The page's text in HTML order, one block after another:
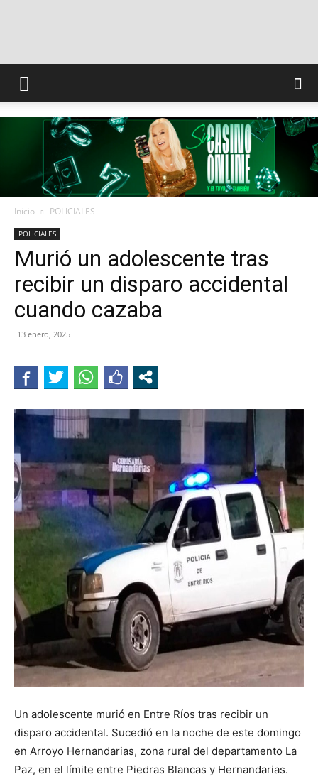
INFO
CONQUISTADORES
Inicio POLICIALES
POLICIALES
Murió un adolescente tras
recibir un disparo accidental
cuando cazaba
13 enero, 2025
Un adolescente murió en Entre Ríos tras recibir un
disparo accidental. Sucedió en la noche de este domingo
en Arroyo Hernandarias, zona rural del departamento La
Paz, en el límite entre Piedras Blancas y Hernandarias.